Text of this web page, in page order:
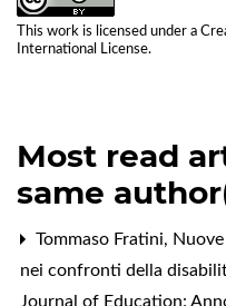
This work is licensed under a
International License.
Most read
same
Tommaso Fratini,
nei confronti della
Journal of Education: